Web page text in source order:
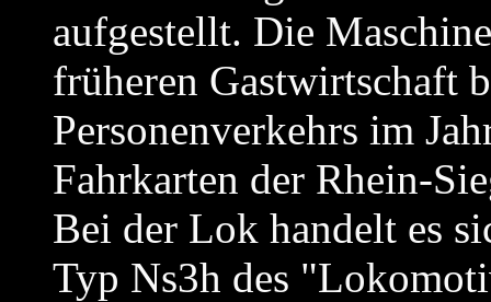
aufgestellt. Die
früheren Gastwirtschaft
Personenverkehrs im
Fahrkarten der Rhein-
Bei der Lok handelt es
Typ Ns3h des